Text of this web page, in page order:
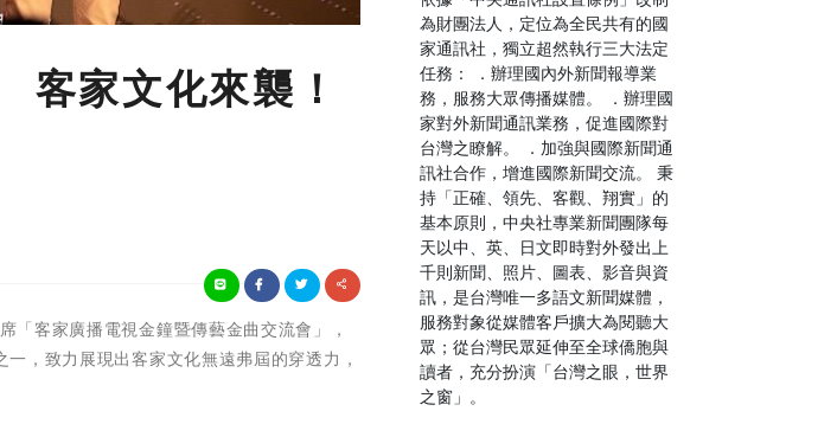
客家文化來襲！
客家廣播電視金鐘暨傳藝金曲交流會」，
，致力展現出客家文化無遠弗屆的穿透力，
為財團法人，定位為全民共有的國
家通訊社，獨立超然執行三大法定
任務： ．辦理國內外新聞報導業
務，服務大眾傳播媒體。 ．辦理國
家對外新聞通訊業務，促進國際對
台灣之瞭解。 ．加強與國際新聞通
訊社合作，增進國際新聞交流。 秉
持「正確、領先、客觀、翔實」的
基本原則，中央社專業新聞團隊每
天以中、英、日文即時對外發出上
千則新聞、照片、圖表、影音與資
訊，是台灣唯一多語文新聞媒體，
服務對象從媒體客戶擴大為閱聽大
眾；從台灣民眾延伸至全球僑胞與
讀者，充分扮演「台灣之眼，世界
之窗」。